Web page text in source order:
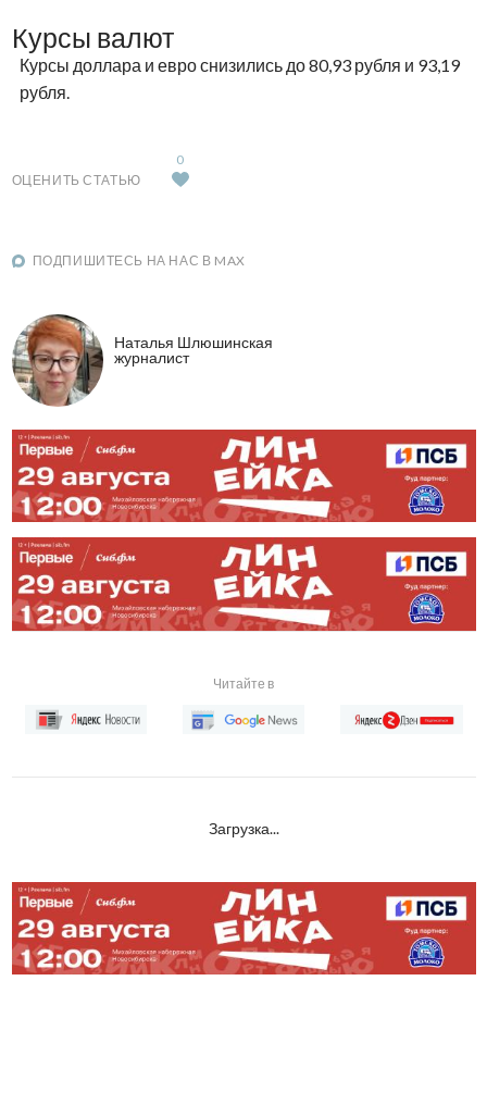
Курсы валют
Курсы доллара и евро снизились до 80,93 рубля и 93,19
рубля.
ОЦЕНИТЬ СТАТЬЮ
0
ПОДПИШИТЕСЬ НА НАС В MAX
Наталья Шлюшинская
журналист
Читайте в
Загрузка...